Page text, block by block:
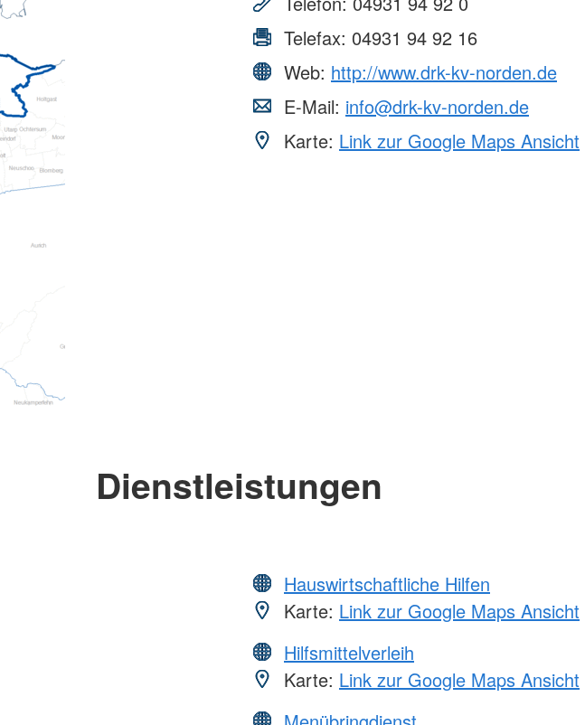
Telefax: 04931 94 92 16
Web: http://www.drk-kv-norden.de
E-Mail: info@drk-kv-norden.de
Karte: Link zur Google Maps Ansicht
Dienstleistungen
Hauswirtschaftliche Hilfen
Karte: Link zur Google Maps Ansicht
Hilfsmittelverleih
Karte: Link zur Google Maps Ansicht